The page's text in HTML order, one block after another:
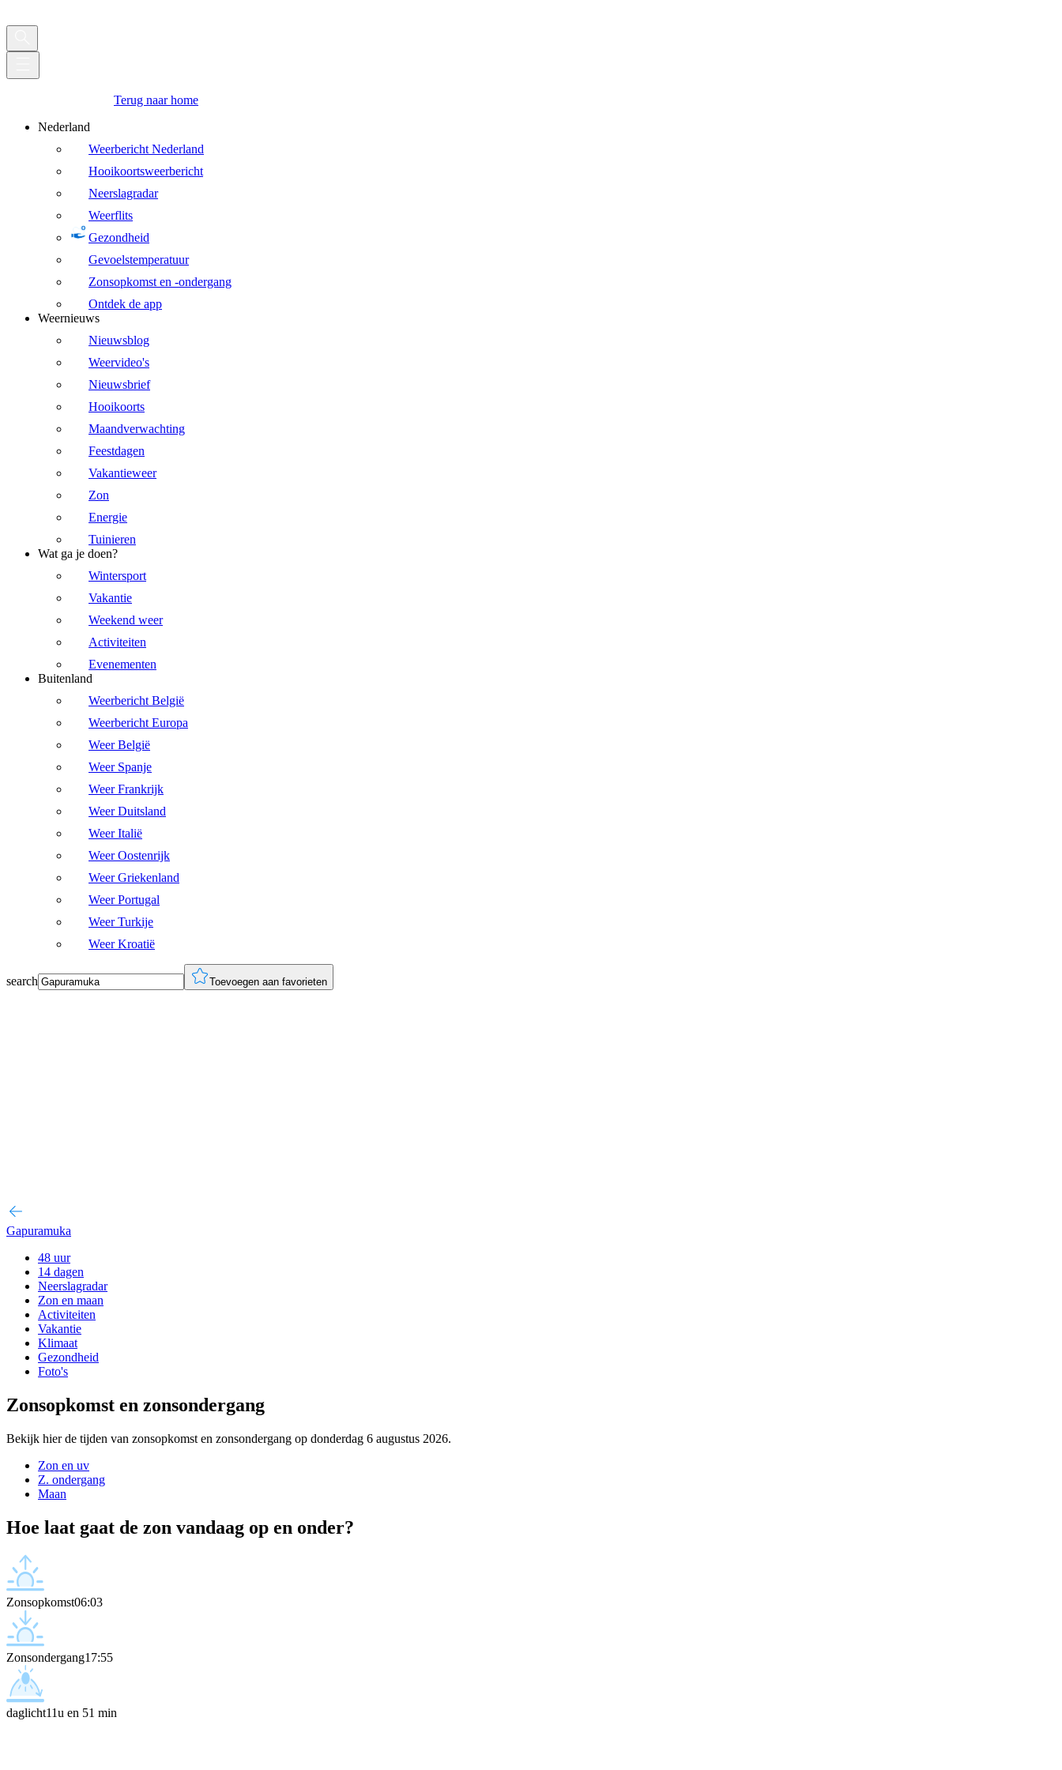
Terug naar home
Nederland
Weerbericht Nederland
Hooikoortsweerbericht
Neerslagradar
Weerflits
Gezondheid
Gevoelstemperatuur
Zonsopkomst en -ondergang
Ontdek de app
Weernieuws
Nieuwsblog
Weervideo's
Nieuwsbrief
Hooikoorts
Maandverwachting
Feestdagen
Vakantieweer
Zon
Energie
Tuinieren
Wat ga je doen?
Wintersport
Vakantie
Weekend weer
Activiteiten
Evenementen
Buitenland
Weerbericht België
Weerbericht Europa
Weer België
Weer Spanje
Weer Frankrijk
Weer Duitsland
Weer Italië
Weer Oostenrijk
Weer Griekenland
Weer Portugal
Weer Turkije
Weer Kroatië
search Toevoegen aan favorieten
Gapuramuka
48 uur
14 dagen
Neerslagradar
Zon en maan
Activiteiten
Vakantie
Klimaat
Gezondheid
Foto's
Zonsopkomst en zonsondergang
Bekijk hier de tijden van zonsopkomst en zonsondergang op donderdag 6 augustus 2026.
Zon en uv
Z. ondergang
Maan
Hoe laat gaat de zon vandaag op en onder?
Zonsopkomst06:03
Zonsondergang17:55
daglicht11u en 51 min